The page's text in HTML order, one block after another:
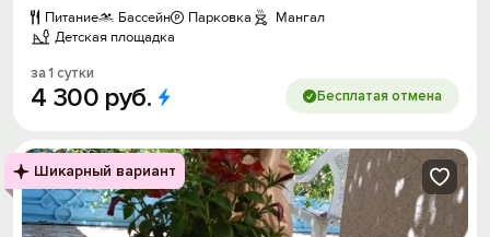
Питание
Бассейн Парковка
Мангал
Детская площадка
за 1 сутки
4 300 руб. Бесплатая отмена
Шикарный вариант